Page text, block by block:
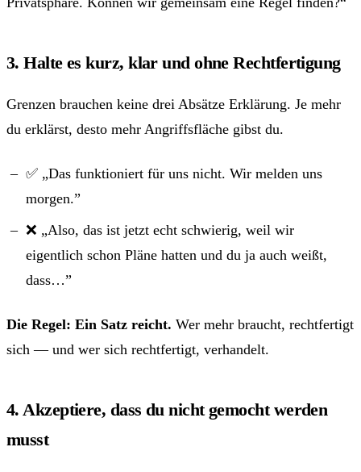
3. Halte es kurz, klar und ohne Rechtfertigung
Grenzen brauchen keine drei Absätze Erklärung. Je mehr
du erklärst, desto mehr Angriffsfläche gibst du.
✅ „Das funktioniert für uns nicht. Wir melden uns
morgen.”
❌ „Also, das ist jetzt echt schwierig, weil wir
eigentlich schon Pläne hatten und du ja auch weißt,
dass…”
Die Regel: Ein Satz reicht. Wer mehr braucht, rechtfertigt
sich — und wer sich rechtfertigt, verhandelt.
4. Akzeptiere, dass du nicht gemocht werden
musst